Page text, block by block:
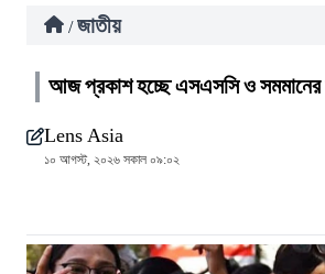
/ জাতীয়
আজ প্রকাশ হচ্ছে এসএসসি ও সমমানের
Lens Asia
১০ আগস্ট, ২০২৬ সকাল ০৯:০২